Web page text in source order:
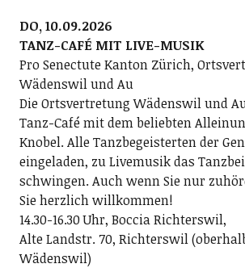
DO, 10.09.2026
TANZ-CAFÉ MIT LIVE-MUSIK
Pro Senectute Kanton Zürich,
Wädenswil und Au
Die Ortsvertretung Wädenswil und
Tanz-Café mit dem beliebten
Knobel. Alle Tanzbegeisterten der
eingeladen, zu Livemusik das
schwingen. Auch wenn Sie nur
Sie herzlich willkommen!
14.30-16.30 Uhr, Boccia Richterswil,
Alte Landstr. 70, Richterswil
Wädenswil)